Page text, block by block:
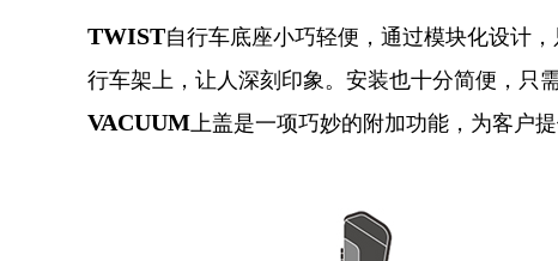
TWIST自行车底座小巧轻便，通过模块化设计
行车架上，让人深刻印象。安装也十分简便，只
VACUUM上盖是一项巧妙的附加功能，为客户